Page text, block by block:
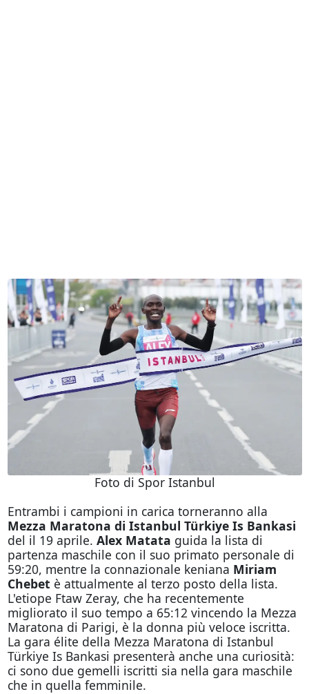
Foto di Spor Istanbul
Entrambi i campioni in carica torneranno alla
Mezza Maratona di Istanbul Türkiye Is Bankasi
del il 19 aprile. Alex Matata guida la lista di
partenza maschile con il suo primato personale di
59:20, mentre la connazionale keniana Miriam
Chebet è attualmente al terzo posto della lista.
L'etiope Ftaw Zeray, che ha recentemente
migliorato il suo tempo a 65:12 vincendo la Mezza
Maratona di Parigi, è la donna più veloce iscritta.
La gara élite della Mezza Maratona di Istanbul
Türkiye Is Bankasi presenterà anche una curiosità:
ci sono due gemelli iscritti sia nella gara maschile
che in quella femminile.